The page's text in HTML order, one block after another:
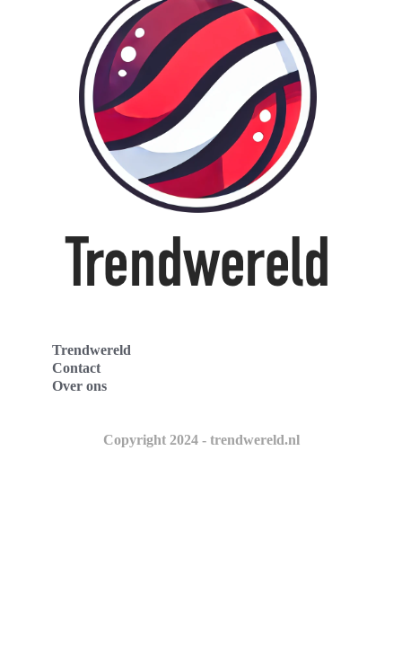
Trendwereld
Contact
Over ons
Copyright 2024 - trendwereld.nl